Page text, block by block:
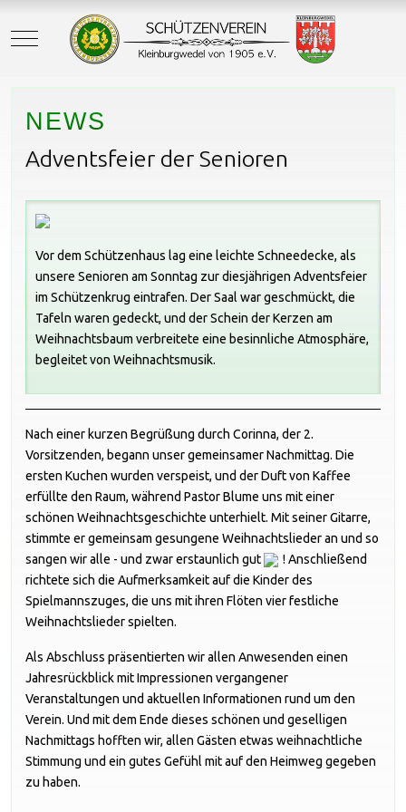
Mobile Menu Toggle
NEWS
Adventsfeier der Senioren
Vor dem Schützenhaus lag eine leichte Schneedecke, als
unsere Senioren am Sonntag zur diesjährigen Adventsfeier
im Schützenkrug eintrafen. Der Saal war geschmückt, die
Tafeln waren gedeckt, und der Schein der Kerzen am
Weihnachtsbaum verbreitete eine besinnliche Atmosphäre,
begleitet von Weihnachtsmusik.
Nach einer kurzen Begrüßung durch Corinna, der 2.
Vorsitzenden, begann unser gemeinsamer Nachmittag. Die
ersten Kuchen wurden verspeist, und der Duft von Kaffee
erfüllte den Raum, während Pastor Blume uns mit einer
schönen Weihnachtsgeschichte unterhielt. Mit seiner Gitarre,
stimmte er gemeinsam gesungene Weihnachtslieder an und so
sangen wir alle - und zwar erstaunlich gut
! Anschließend
richtete sich die Aufmerksamkeit auf die Kinder des
Spielmannszuges, die uns mit ihren Flöten vier festliche
Weihnachtslieder spielten.
Als Abschluss präsentierten wir allen Anwesenden einen
Jahresrückblick mit Impressionen vergangener
Veranstaltungen und aktuellen Informationen rund um den
Verein. Und mit dem Ende dieses schönen und geselligen
Nachmittags hofften wir, allen Gästen etwas weihnachtliche
Stimmung und ein gutes Gefühl mit auf den Heimweg gegeben
zu haben.